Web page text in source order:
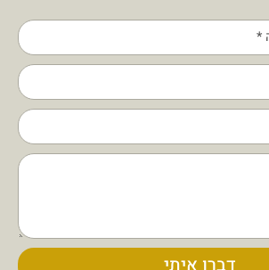
דברו איתי